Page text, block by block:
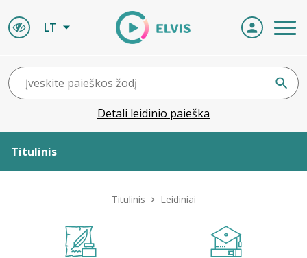
LT
Detali leidinio paieška
Titulinis
Titulinis Leidiniai